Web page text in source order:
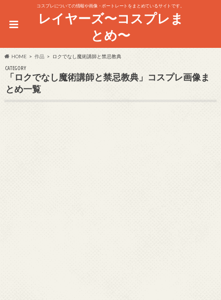
コスプレについての情報や画像・ポートレートをまとめているサイトです。
レイヤーズ〜コスプレま
とめ〜
HOME 作品 ロクでなし魔術講師と禁忌教典
CATEGORY
「ロクでなし魔術講師と禁忌教典」コスプレ画像ま
とめ一覧